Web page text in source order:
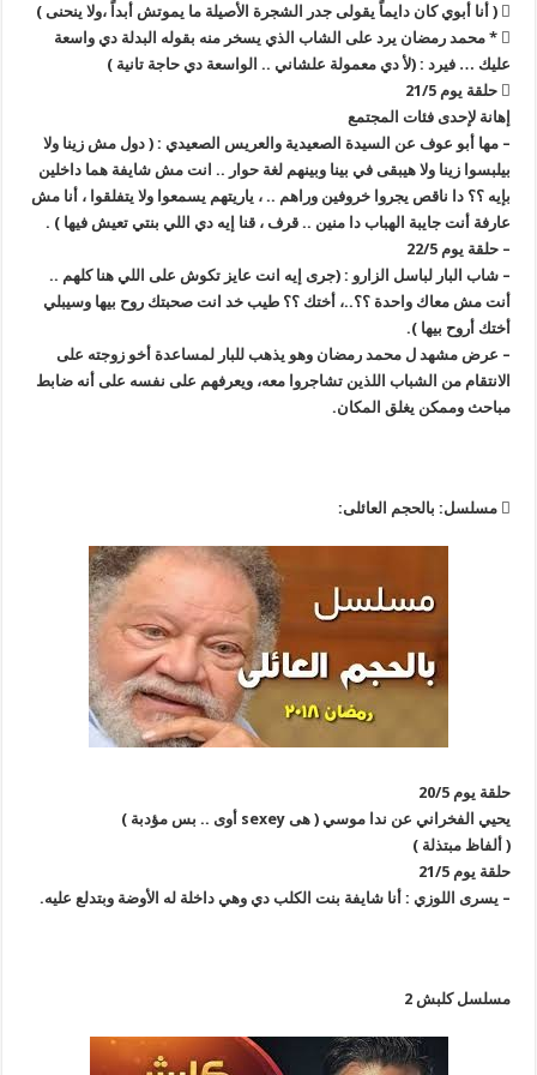
 ( أنا أبوي كان دايماً يقولى جدر الشجرة الأصيلة ما يموتش أبداً ،ولا ينحنى )
 * محمد رمضان يرد على الشاب الذي يسخر منه بقوله البدلة دي واسعة
عليك … فيرد : (لأ دي معمولة علشاني .. الواسعة دي حاجة تانية )
 حلقة يوم 21/5
إهانة لإحدى فئات المجتمع
– مها أبو عوف عن السيدة الصعيدية والعريس الصعيدي : ( دول مش زينا ولا
بيلبسوا زينا ولا هيبقى في بينا وبينهم لغة حوار .. انت مش شايفة هما داخلين
بإيه ؟؟ دا ناقص يجروا خروفين وراهم .. ، ياريتهم يسمعوا ولا يتفلقوا ، أنا مش
عارفة أنت جايبة الهباب دا منين .. قرف ، قنا إيه دي اللي بنتي تعيش فيها ) .
– حلقة يوم 22/5
– شاب البار لباسل الزارو : (جرى إيه انت عايز تكوش على اللي هنا كلهم ..
أنت مش معاك واحدة ؟؟..، أختك ؟؟ طيب خد انت صحبتك روح بيها وسيبلي
أختك أروح بيها ).
– عرض مشهد ل محمد رمضان وهو يذهب للبار لمساعدة أخو زوجته على
الانتقام من الشباب اللذين تشاجروا معه، ويعرفهم على نفسه على أنه ضابط
مباحث وممكن يغلق المكان.
 مسلسل: بالحجم العائلى:
حلقة يوم 20/5
يحيي الفخراني عن ندا موسي ( هى sexey أوى .. بس مؤدبة )
( ألفاظ مبتذلة )
حلقة يوم 21/5
– يسرى اللوزي : أنا شايفة بنت الكلب دي وهي داخلة له الأوضة وبتدلع عليه.
مسلسل كلبش 2